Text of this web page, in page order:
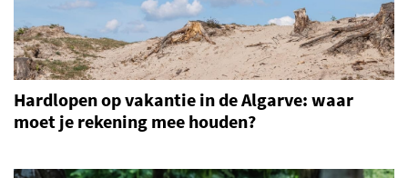
Hardlopen op vakantie in de Algarve: waar
moet je rekening mee houden?